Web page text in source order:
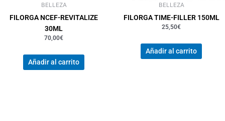
BELLEZA
FILORGA NCEF-REVITALIZE
30ML
70,00€
Añadir al carrito
BELLEZA
FILORGA TIME-FILLER 150ML
25,50€
Añadir al carrito